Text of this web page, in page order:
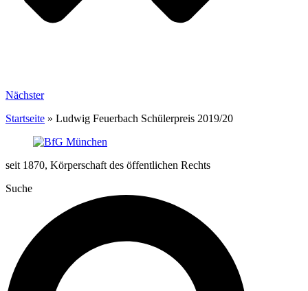
Nächster
Startseite » Ludwig Feuerbach Schülerpreis 2019/20
seit 1870, Körperschaft des öffentlichen Rechts
Suche